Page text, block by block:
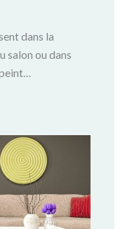
dans la
salon ou dans